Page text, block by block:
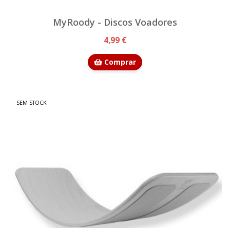
MyRoody - Discos Voadores
4,99 €
Comprar
SEM STOCK